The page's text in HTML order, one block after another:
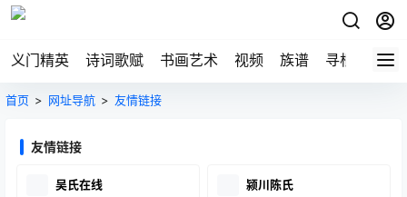
义门精英 诗词歌赋 书画艺术 视频 族谱 寻根
首页 > 网址导航 > 友情链接
友情链接
吴氏在线 颍川陈氏